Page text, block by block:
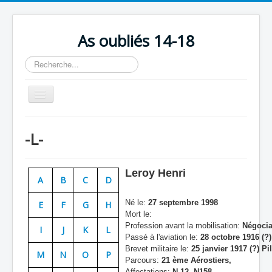
As oubliés 14-18
Rechercher
Basculer
la
Chronologie
Escadrilles
Organisation
Avions
Personnels
Doctrines
-L-
A B C D
E F G H
I J K L
M N O P
Leroy Henri
Né le: 27 septembre 1998
Mort le:
Profession avant la mobilisation:
Passé à l'aviation le: 28 octobre 1916
Brevet militaire le: 25 janvier 1917 (?)
Parcours: 21 ème Aérostiers,